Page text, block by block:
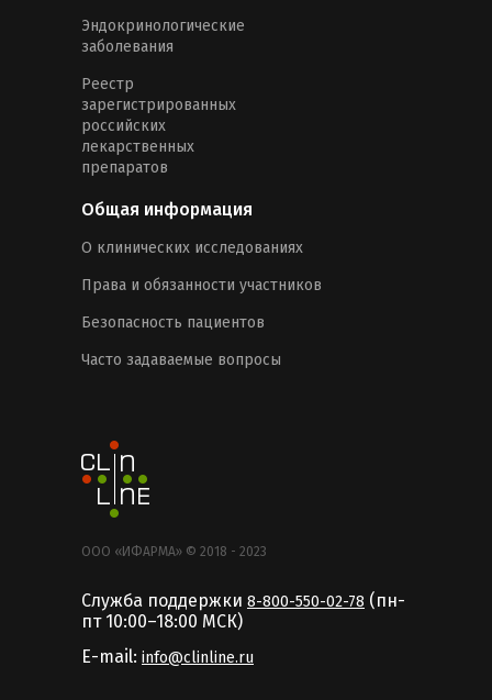
Эндокринологические
заболевания
Реестр
зарегистрированных
российских
лекарственных
препаратов
Общая информация
О клинических исследованиях
Права и обязанности участников
Безопасность пациентов
Часто задаваемые вопросы
ООО «ИФАРМА» © 2018 - 2023
Служба поддержки 8-800-550-02-78 (пн-
пт 10:00–18:00 MCК)
E-mail: info@clinline.ru